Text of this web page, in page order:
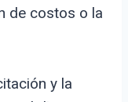
de costos o la
y la